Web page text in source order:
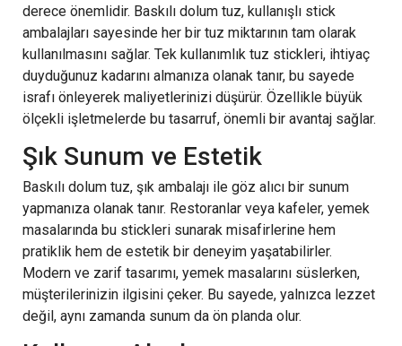
derece önemlidir. Baskılı dolum tuz, kullanışlı stick
ambalajları sayesinde her bir tuz miktarının tam olarak
kullanılmasını sağlar. Tek kullanımlık tuz stickleri, ihtiyaç
duyduğunuz kadarını almanıza olanak tanır, bu sayede
israfı önleyerek maliyetlerinizi düşürür. Özellikle büyük
ölçekli işletmelerde bu tasarruf, önemli bir avantaj sağlar.
Şık Sunum ve Estetik
Baskılı dolum tuz, şık ambalajı ile göz alıcı bir sunum
yapmanıza olanak tanır. Restoranlar veya kafeler, yemek
masalarında bu stickleri sunarak misafirlerine hem
pratiklik hem de estetik bir deneyim yaşatabilirler.
Modern ve zarif tasarımı, yemek masalarını süslerken,
müşterilerinizin ilgisini çeker. Bu sayede, yalnızca lezzet
değil, aynı zamanda sunum da ön planda olur.